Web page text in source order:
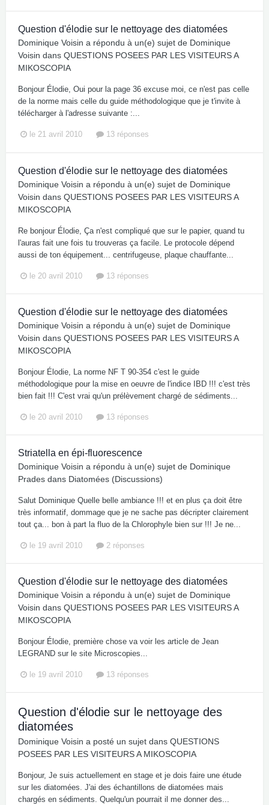
Question d'élodie sur le nettoyage des diatomées
Dominique Voisin a répondu à un(e) sujet de Dominique
Voisin dans QUESTIONS POSEES PAR LES VISITEURS A
MIKOSCOPIA
Bonjour Élodie, Oui pour la page 36 excuse moi, ce n'est pas celle
de la norme mais celle du guide méthodologique que je t'invite à
télécharger à l'adresse suivante :...
le 21 avril 2010 13 réponses
Question d'élodie sur le nettoyage des diatomées
Dominique Voisin a répondu à un(e) sujet de Dominique
Voisin dans QUESTIONS POSEES PAR LES VISITEURS A
MIKOSCOPIA
Re bonjour Élodie, Ça n'est compliqué que sur le papier, quand tu
l'auras fait une fois tu trouveras ça facile. Le protocole dépend
aussi de ton équipement... centrifugeuse, plaque chauffante...
le 20 avril 2010 13 réponses
Question d'élodie sur le nettoyage des diatomées
Dominique Voisin a répondu à un(e) sujet de Dominique
Voisin dans QUESTIONS POSEES PAR LES VISITEURS A
MIKOSCOPIA
Bonjour Élodie, La norme NF T 90-354 c'est le guide
méthodologique pour la mise en oeuvre de l'indice IBD !!! c'est très
bien fait !!! C'est vrai qu'un prélèvement chargé de sédiments...
le 20 avril 2010 13 réponses
Striatella en épi-fluorescence
Dominique Voisin a répondu à un(e) sujet de Dominique
Prades dans Diatomées (Discussions)
Salut Dominique Quelle belle ambiance !!! et en plus ça doit être
très informatif, dommage que je ne sache pas décripter clairement
tout ça... bon à part la fluo de la Chlorophyle bien sur !!! Je ne...
le 19 avril 2010 2 réponses
Question d'élodie sur le nettoyage des diatomées
Dominique Voisin a répondu à un(e) sujet de Dominique
Voisin dans QUESTIONS POSEES PAR LES VISITEURS A
MIKOSCOPIA
Bonjour Élodie, première chose va voir les article de Jean
LEGRAND sur le site Microscopies...
le 19 avril 2010 13 réponses
Question d'élodie sur le nettoyage des
diatomées
Dominique Voisin a posté un sujet dans QUESTIONS
POSEES PAR LES VISITEURS A MIKOSCOPIA
Bonjour, Je suis actuellement en stage et je dois faire une étude
sur les diatomées. J'ai des échantillons de diatomées mais
chargés en sédiments. Quelqu'un pourrait il me donner des...